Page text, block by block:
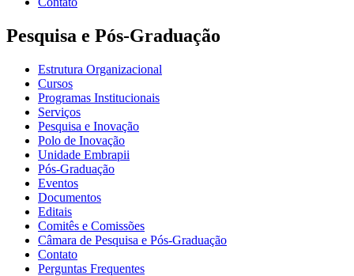
Pesquisa e Pós-Graduação
Estrutura Organizacional
Cursos
Programas Institucionais
Serviços
Pesquisa e Inovação
Polo de Inovação
Unidade Embrapii
Pós-Graduação
Eventos
Documentos
Editais
Comitês e Comissões
Câmara de Pesquisa e Pós-Graduação
Contato
Perguntas Frequentes